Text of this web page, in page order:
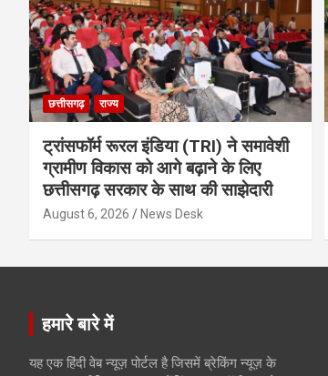
छत्तीसगढ़ राज्य
ट्रांसफॉर्म रूरल इंडिया (TRI) ने समावेशी
ग्रामीण विकास को आगे बढ़ाने के लिए
छत्तीसगढ़ सरकार के साथ की साझेदारी
August 6, 2026 News Desk
हमारे बारे में
यह एक हिंदी वेब न्यूज़ पोर्टल है जिसमें ब्रेकिंग न्यूज़ के